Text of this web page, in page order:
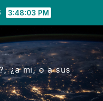
3:48:04 PM
¿a mi, o a sus